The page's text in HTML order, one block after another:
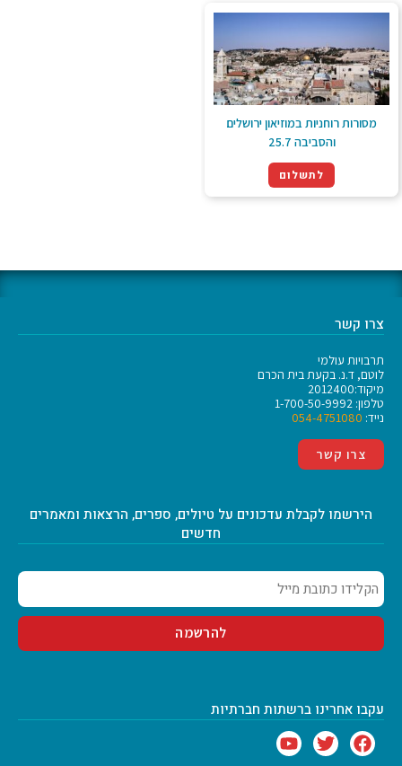
מסורות רוחניות במוזיאון ירושלים
והסביבה 25.7
לתשלום
צרו קשר
תרבויות עולמי
לוטם, ד.נ. בקעת בית הכרם
מיקוד:2012400
טלפון: 1-700-50-9992
נייד:054-4751080
צרו קשר
הירשמו לקבלת עדכונים על טיולים, ספרים, הרצאות ומאמרים
חדשים
עקבו אחרינו ברשתות חברתיות